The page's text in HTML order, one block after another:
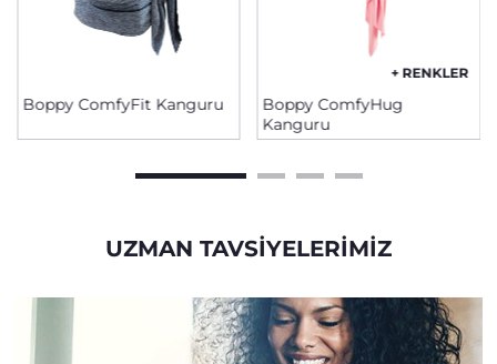
Boppy ComfyFit Kanguru
+ RENKLER
Boppy ComfyHug
Kanguru
UZMAN TAVSIYELERIMIZ